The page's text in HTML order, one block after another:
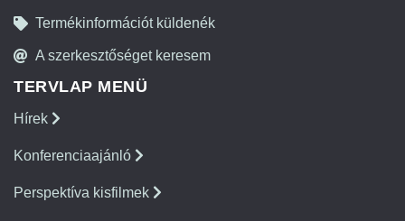
Termékinformációt küldenék
A szerkesztőséget keresem
TERVLAP MENÜ
Hírek
Konferenciaajánló
Perspektíva kisfilmek